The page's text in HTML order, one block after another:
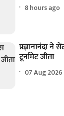
8 hours ago
प्रज्ञानानंदा
टूर्नामेंट जीता
07 Aug 2026